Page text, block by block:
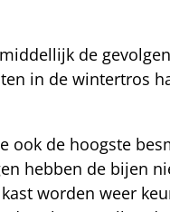
de
in de wintertros
de hoogste
hebben de bijen
worden weer